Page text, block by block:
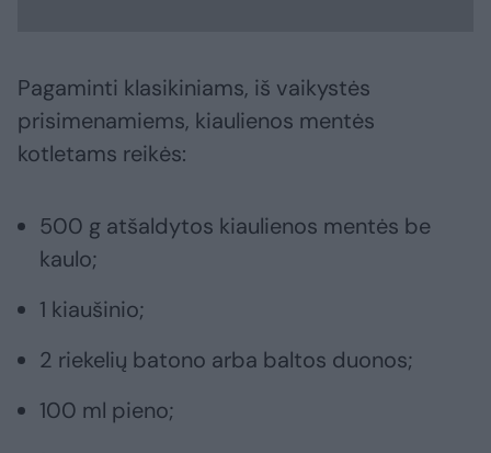
Pagaminti klasikiniams, iš vaikystės
prisimenamiems, kiaulienos mentės
kotletams reikės:
500 g atšaldytos kiaulienos mentės be
kaulo;
1 kiaušinio;
2 riekelių batono arba baltos duonos;
100 ml pieno;